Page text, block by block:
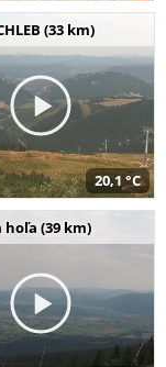
(33 km)
20,1 °C
hoľa (39 km)